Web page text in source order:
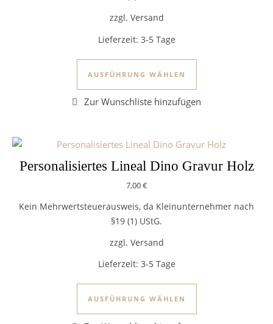
zzgl. Versand
Lieferzeit: 3-5 Tage
AUSFÜHRUNG WÄHLEN
Dieses Produkt
Personalisiertes Lineal Dino Gravur Holz
7,00€
Kein Mehrwertsteuerausweis, da Kleinunternehmer nach
§19 (1) UStG.
zzgl. Versand
Lieferzeit: 3-5 Tage
AUSFÜHRUNG WÄHLEN
Dieses Produkt